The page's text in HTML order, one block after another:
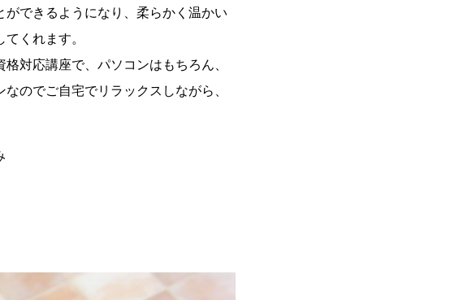
できるようになり、柔らかく温かい
くれます。
対応講座で、パソコンはもちろん、
のでご自宅でリラックスしながら、